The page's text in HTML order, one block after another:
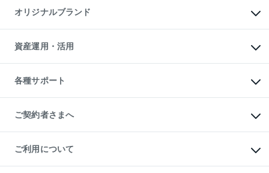
アパート経営
収益物件
ビル購入（ビル一棟）
投資用不動産の売却査定
事業用不動産の売却査定
マンションライブラリー
人気マンションランキング
暮らしに役立つ不動産メディア
不動産相場・不動産価格情報
不動産コラム・ニュース
不動産用語集
不動産なんでもネット相談室
住まいの税金
オリジナルブランド
一棟リノベーションマンション
L`GENTE（ルジェンテ）
区分リノベーションマンション
投資用一棟レジデンスWELL
不動産小口投資
LEGACIA（レガシア）
資産運用・活用
不動産M&A
アセットマネジメント・出資
各種サポート
相続サポート
リフォームサポート
ご契約者さまへ
ご紹介・再契約特典
入居者様専用-各種ご案内（賃貸）
東急こすもす会「こすもすWeb」
ご利用について